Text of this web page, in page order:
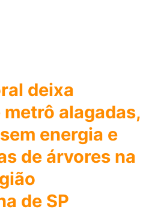
deixa
alagadas,
energia e
de árvores na
de SP